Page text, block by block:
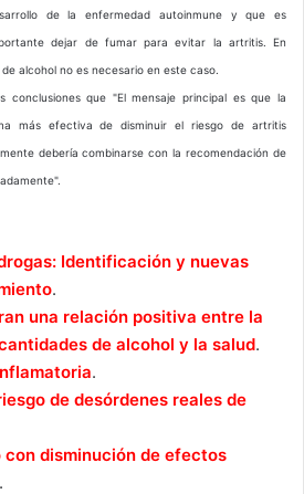
de la enfermedad autoinmune y que es
dejar de fumar para evitar la artritis. En
alcohol no es necesario en este caso.
conclusiones que "El mensaje principal es que la
más efectiva de disminuir el riesgo de artritis
debería combinarse con la recomendación de
Identificación y nuevas
.
una relación positiva entre la
de alcohol y la salud.
.
de desórdenes reales de
disminución de efectos
.